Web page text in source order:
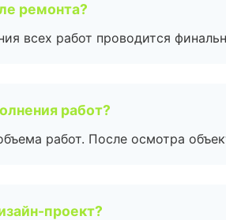
ремонта?
всех работ проводится
работ?
работ. После осмотра
проект?